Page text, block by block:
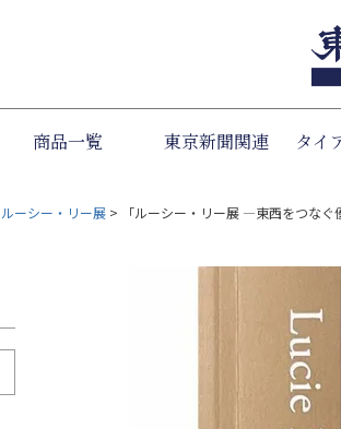
商品一覧 東京新聞関連 タイ
ルーシー・リー展 「ルーシー・リー展 ―東西をつな